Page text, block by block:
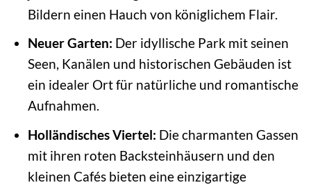
Bildern einen Hauch von königlichem Flair.
Neuer Garten: Der idyllische Park mit seinen
Seen, Kanälen und historischen Gebäuden ist
ein idealer Ort für natürliche und romantische
Aufnahmen.
Holländisches Viertel: Die charmanten Gassen
mit ihren roten Backsteinhäusern und den
kleinen Cafés bieten eine einzigartige